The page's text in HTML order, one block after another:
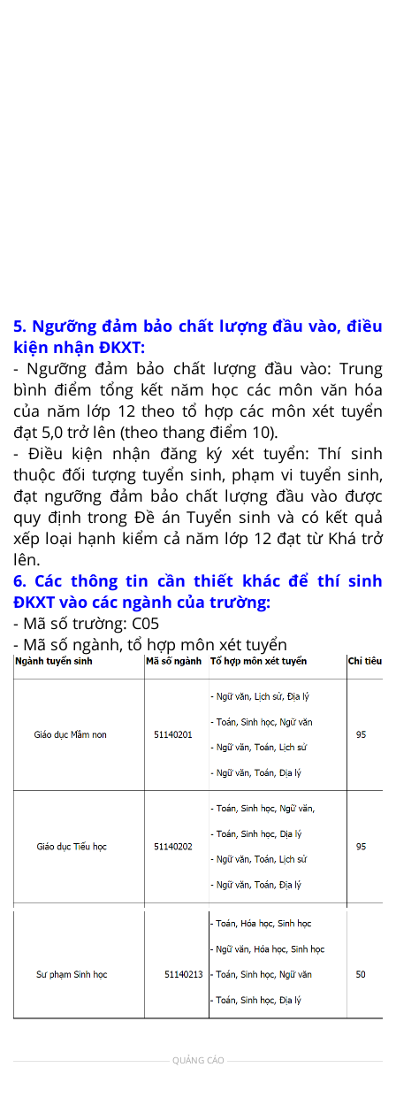
5. Ngưỡng đảm bảo chất lượng đầu vào, điều
kiện nhận ĐKXT:
- Ngưỡng đảm bảo chất lượng đầu vào: Trung
bình điểm tổng kết năm học các môn văn hóa
của năm lớp 12 theo tổ hợp các môn xét tuyển
đạt 5,0 trở lên (theo thang điểm 10).
- Điều kiện nhận đăng ký xét tuyển: Thí sinh
thuộc đối tượng tuyển sinh, phạm vi tuyển sinh,
đạt ngưỡng đảm bảo chất lượng đầu vào được
quy định trong Đề án Tuyển sinh và có kết quả
xếp loại hạnh kiểm cả năm lớp 12 đạt từ Khá trở
lên.
6. Các thông tin cần thiết khác để thí sinh
ĐKXT vào các ngành của trường:
- Mã số trường: C05
- Mã số ngành, tổ hợp môn xét tuyển
QUẢNG CÁO